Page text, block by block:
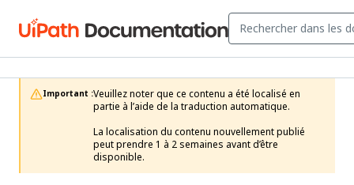
Important :Veuillez noter que ce contenu a été localisé en
partie à l’aide de la traduction automatique.
La localisation du contenu nouvellement publié
peut prendre 1 à 2 semaines avant d’être
disponible.